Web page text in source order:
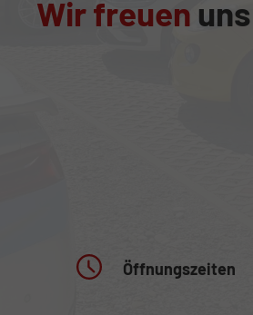
Wir freuen
Öffnungszeiten